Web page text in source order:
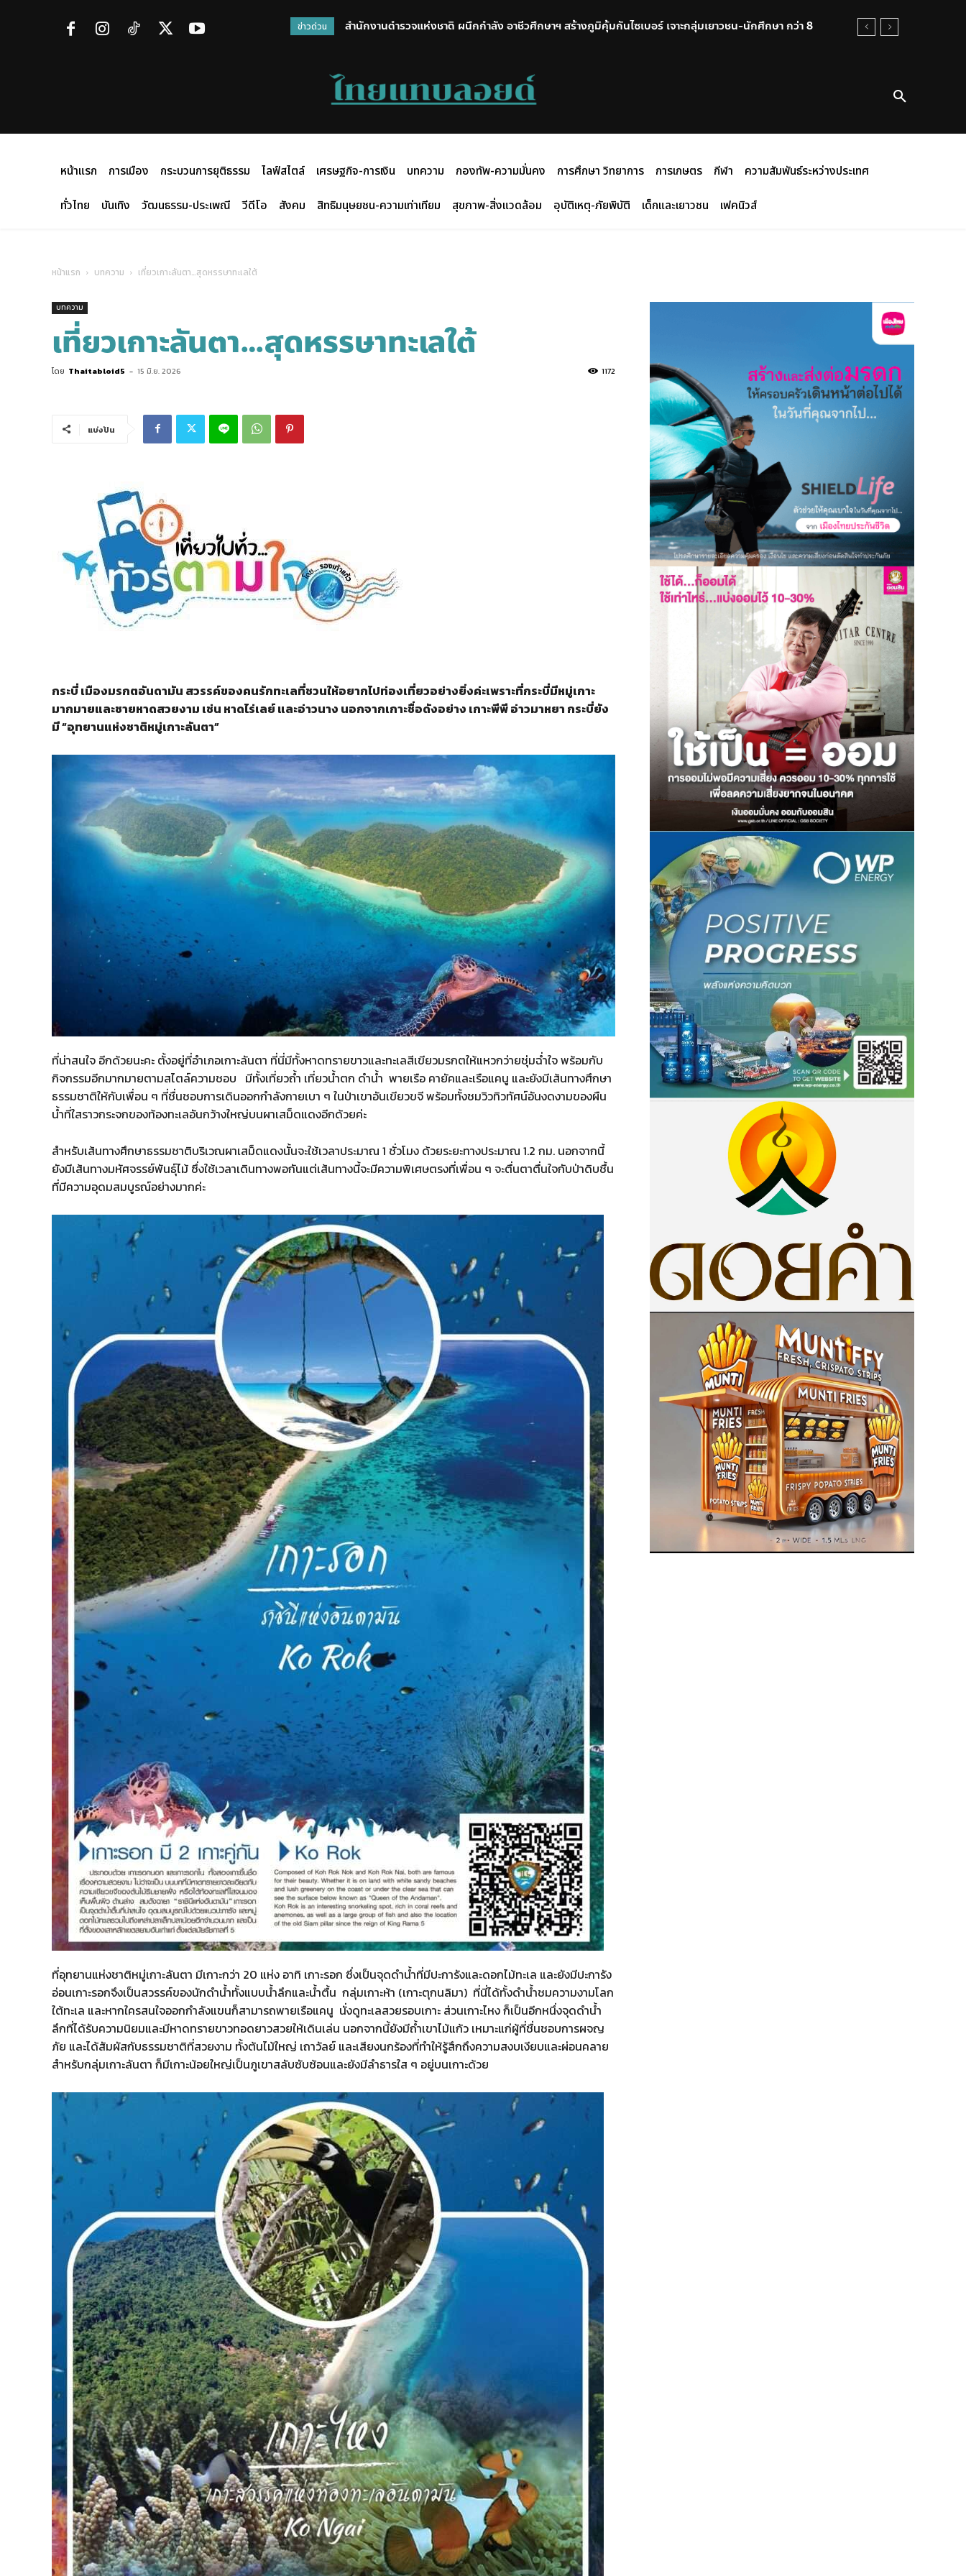
ข่าวด่วน
มท.1 สั่งด่วนทั่วประเทศ! คุมเข้ม “อาวุธปืน” หลังเหตุยิงในโรงเรียนเทพศิรินทร์ นนทบุรี ระดมฝ่าย
หน้าแรก การเมือง กระบวนการยุติธรรม ไลฟ์สไตล์ เศรษฐกิจ-การเงิน บทความ กองทัพ-ความมั่นคง การศึกษา วิทยาการ การเกษตร กีฬา
ความสัมพันธ์ระหว่างประเทศ
ทั่วไทย
บันเทิง วัฒนธรรม-ประเพณี วีดีโอ สังคม สิทธิมนุษยชน-ความเท่าเทียม สุขภาพ-สิ่งแวดล้อม อุบัติเหตุ-ภัยพิบัติ เด็กและเยาวชน เฟคนิวส์
หน้าแรก บทความ เที่ยวเกาะลันตา…สุดหรรษาทะเลใต้
บทความ
เที่ยวเกาะลันตา…สุดหรรษาทะเลใต้
โดย Thaitabloid5 - 15 มิ.ย. 2026 1172
แบ่งปัน
กระบี่ เมืองมรกตอันดามัน สวรรค์ของคนรักทะเลที่ชวนให้อยากไปท่องเที่ยวอย่างยิ่งค่ะเพราะที่กระบี่มีหมู่เกาะ
มากมายและชายหาดสวยงาม เช่น หาดไร่เลย์ และอ่าวนาง นอกจากเกาะชื่อดังอย่าง เกาะพีพี อ่าวมาหยา กระบี่ยัง
มี “อุทยานแห่งชาติหมู่เกาะลันตา”
ที่น่าสนใจ อีกด้วยนะคะ ตั้งอยู่ที่อำเภอเกาะลันตา ที่นี่มีทั้งหาดทรายขาวและทะเลสีเขียวมรกตให้แหวกว่ายชุ่มฉ่ำใจ พร้อมกับ
กิจกรรมอีกมากมายตามสไตล์ความชอบ มีทั้งเที่ยวถ้ำ เที่ยวน้ำตก ดำน้ำ พายเรือ คายัคและเรือแคนู และยังมีเส้นทางศึกษา
ธรรมชาติให้กับเพื่อน ๆ ที่ชื่นชอบการเดินออกกำลังกายเบา ๆ ในป่าเขาอันเขียวขจี พร้อมทั้งชมวิวทิวทัศน์อันงดงามของผืน
น้ำที่ใสราวกระจกของท้องทะเลอันกว้างใหญ่บนผาเสม็ดแดงอีกด้วยค่ะ
สำหรับเส้นทางศึกษาธรรมชาติบริเวณผาเสม็ดแดงนั้นจะใช้เวลาประมาณ 1 ชั่วโมง ด้วยระยะทางประมาณ 1.2 กม. นอกจากนี้
ยังมีเส้นทางมหัศจรรย์พันธุ์ไม้ ซึ่งใช้เวลาเดินทางพอกันแต่เส้นทางนี้จะมีความพิเศษตรงที่เพื่อน ๆ จะตื่นตาตื่นใจกับป่าดิบชื้น
ที่มีความอุดมสมบูรณ์อย่างมากค่ะ
ที่อุทยานแห่งชาติหมู่เกาะลันตา มีเกาะกว่า 20 แห่ง อาทิ เกาะรอก ซึ่งเป็นจุดดำน้ำที่มีปะการังและดอกไม้ทะเล และยังมีปะการัง
อ่อนเกาะรอกจึงเป็นสวรรค์ของนักดำน้ำทั้งแบบน้ำลึกและน้ำตื้น กลุ่มเกาะห้า (เกาะตุกนลิมา) ที่นี่ได้ทั้งดำน้ำชมความงามโลก
ใต้ทะเล และหากใครสนใจออกกำลังแขนก็สามารถพายเรือแคนู นั่งดูทะเลสวยรอบเกาะ ส่วนเกาะไหง ก็เป็นอีกหนึ่งจุดดำน้ำ
ลึกที่ได้รับความนิยมและมีหาดทรายขาวทอดยาวสวยให้เดินเล่น นอกจากนี้ยังมีถ้ำเขาไม้แก้ว เหมาะแก่ผู้ที่ชื่นชอบการผจญ
ภัย และได้สัมผัสกับธรรมชาติที่สวยงาม ทั้งต้นไม้ใหญ่ เถาวัลย์ และเสียงนกร้องที่ทำให้รู้สึกถึงความสงบเงียบและผ่อนคลาย
สำหรับกลุ่มเกาะลันตา ก็มีเกาะน้อยใหญ่เป็นภูเขาสลับซับซ้อนและยังมีลำธารใส ๆ อยู่บนเกาะด้วย